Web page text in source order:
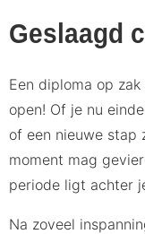
Geslaagd
Een diploma op
open! Of je nu
of een nieuwe
moment mag
periode ligt achter
Na zoveel